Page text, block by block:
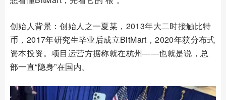
创始人背景：创始人之一夏某，2013年大二时接触比特
币，2017年研究生毕业后成立BitMart，2020年获分布式
资本投资。项目运营方据称就在杭州——也就是说，总
部一直“隐身”在国内。